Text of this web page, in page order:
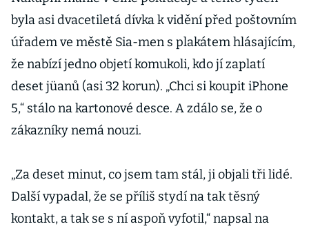
byla asi dvacetiletá dívka k vidění před poštovním
úřadem ve městě Sia-men s plakátem hlásajícím,
že nabízí jedno objetí komukoli, kdo jí zaplatí
deset jüanů (asi 32 korun). „Chci si koupit iPhone
5,“ stálo na kartonové desce. A zdálo se, že o
zákazníky nemá nouzi.
„Za deset minut, co jsem tam stál, ji objali tři lidé.
Další vypadal, že se příliš stydí na tak těsný
kontakt, a tak se s ní aspoň vyfotil,“ napsal na